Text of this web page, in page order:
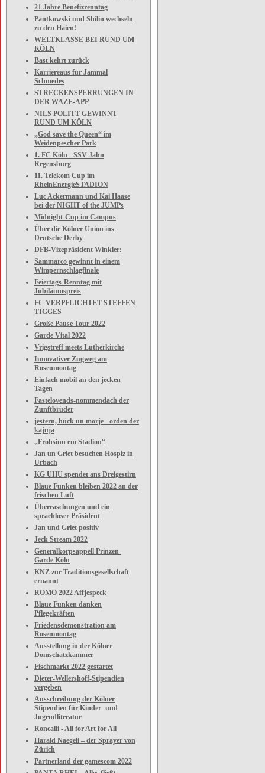
21 Jahre Benefizrenntag
Pantkowski und Shilin wechseln
zu den Haien!
WELTKLASSE BEI RUND UM
KÖLN
Bast kehrt zurück
Karriereaus für Jammal
Schmedes
STRECKENSPERRUNGEN IN
DER WAZE-APP
NILS POLITT GEWINNT
RUND UM KÖLN
„God save the Queen“ im
Weidenpescher Park
1. FC Köln - SSV Jahn
Regensburg
11. Telekom Cup im
RheinEnergieSTADION
Luc Ackermann und Kai Haase
bei der NIGHT of the JUMPs
Midnight-Cup im Campus
Über die Kölner Union ins
Deutsche Derby
DFB-Vizepräsident Winkler:
Sammarco gewinnt in einem
Wimpernschlagfinale
Feiertags-Renntag mit
Jubiläumspreis
FC VERPFLICHTET STEFFEN
TIGGES
Große Pause Tour 2022
Garde Vital 2022
Vrigstreff meets Lutherkirche
Innovativer Zugweg am
Rosenmontag
Einfach mobil an den jecken
Tagen
Fastelovends-nommendach der
Zunftbrüder
jestern, hück un morje - orden der
kajuja
„Frohsinn em Stadion“
Jan un Griet besuchen Hospiz in
Urbach
KG UHU spendet ans Dreigestirn
Blaue Funken bleiben 2022 an der
frischen Luft
Überraschungen und ein
sprachloser Präsident
Jan und Griet positiv
Jeck Stream 2022
Generalkorpsappell Prinzen-
Garde Köln
KNZ zur Traditionsgesellschaft
ernannt
ROMO 2022 Affjespeck
Blaue Funken danken
Pflegekräften
Friedensdemonstration am
Rosenmontag
Ausstellung in der Kölner
Domschatzkammer
Fischmarkt 2022 gestartet
Dieter-Wellershoff-Stipendien
vergeben
Ausschreibung der Kölner
Stipendien für Kinder- und
Jugendliteratur
Roncalli - All for Art for All
Harald Naegeli – der Sprayer von
Zürich
Partnerland der gamescom 2022